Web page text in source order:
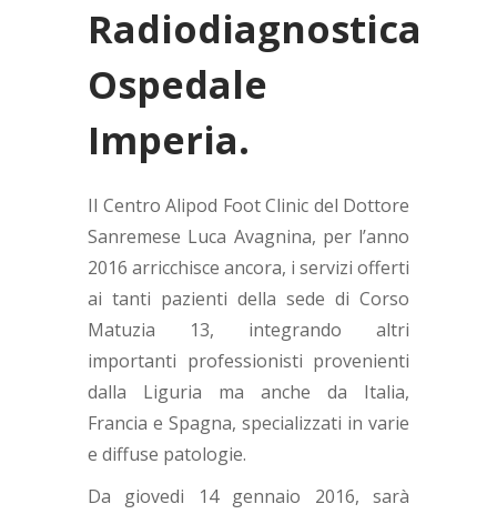
Radiodiagnostica
Ospedale
Imperia.
Il Centro Alipod Foot Clinic del Dottore
Sanremese Luca Avagnina, per l’anno
2016 arricchisce ancora, i servizi offerti
ai tanti pazienti della sede di Corso
Matuzia 13, integrando altri
importanti professionisti provenienti
dalla Liguria ma anche da Italia,
Francia e Spagna, specializzati in varie
e diffuse patologie.
Da giovedi 14 gennaio 2016, sarà